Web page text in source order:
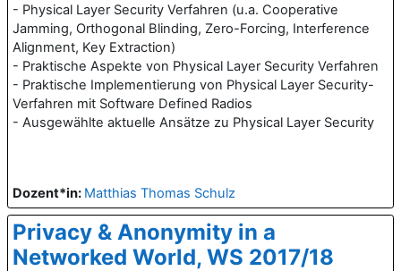
- Physical Layer Security Verfahren (u.a. Cooperative
Jamming, Orthogonal Blinding, Zero-Forcing, Interference
Alignment, Key Extraction)
- Praktische Aspekte von Physical Layer Security Verfahren
- Praktische Implementierung von Physical Layer Security-
Verfahren mit Software Defined Radios
- Ausgewählte aktuelle Ansätze zu Physical Layer Security
Dozent*in: Matthias Thomas Schulz
Privacy & Anonymity in a
Networked World, WS 2017/18